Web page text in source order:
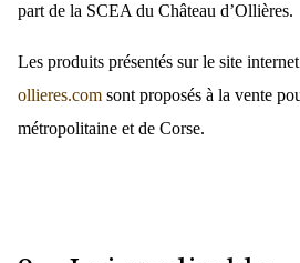
part de la SCEA du Château d’Ollières.
Les produits présentés sur le site internet
ollieres.com sont proposés à la vente
métropolitaine et de Corse.